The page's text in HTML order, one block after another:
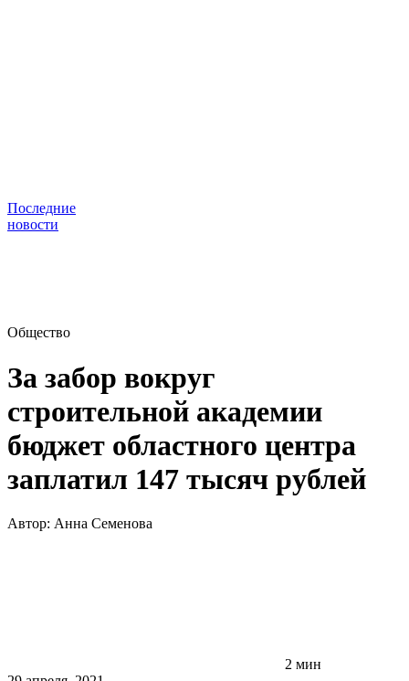
Последние
новости
Общество
За забор вокруг
строительной академии
бюджет областного центра
заплатил 147 тысяч рублей
Автор: Анна Семенова
2 мин